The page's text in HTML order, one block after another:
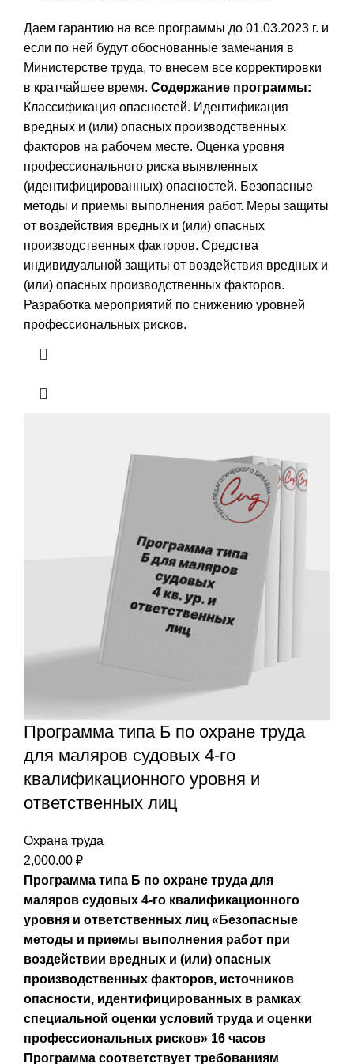
Даем гарантию на все программы до 01.03.2023 г. и
если по ней будут обоснованные замечания в
Министерстве труда, то внесем все корректировки
в кратчайшее время. Содержание программы:
Классификация опасностей. Идентификация
вредных и (или) опасных производственных
факторов на рабочем месте. Оценка уровня
профессионального риска выявленных
(идентифицированных) опасностей. Безопасные
методы и приемы выполнения работ. Меры защиты
от воздействия вредных и (или) опасных
производственных факторов. Средства
индивидуальной защиты от воздействия вредных и
(или) опасных производственных факторов.
Разработка мероприятий по снижению уровней
профессиональных рисков.
Программа типа Б по охране труда
для маляров судовых 4-го
квалификационного уровня и
ответственных лиц
Охрана труда
2,000.00 ₽
Программа типа Б по охране труда для
маляров судовых 4-го квалификационного
уровня и ответственных лиц «Безопасные
методы и приемы выполнения работ при
воздействии вредных и (или) опасных
производственных факторов, источников
опасности, идентифицированных в рамках
специальной оценки условий труда и оценки
профессиональных рисков» 16 часов
Программа соответствует требованиям